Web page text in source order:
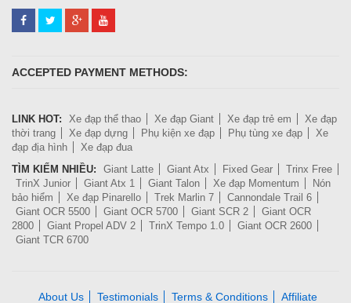
ACCEPTED PAYMENT METHODS:
LINK HOT: Xe đạp thể thao Xe đạp Giant Xe đạp trẻ em
Xe đạp
thời trang
Xe đạp dựng Phụ kiện xe đạp Phụ tùng xe đạp
Xe
đạp địa hình
Xe đạp đua
TÌM KIẾM NHIỀU:
Giant Latte Giant Atx Fixed Gear
Trinx Free
TrinX Junior
Giant Atx 1 Giant Talon Xe đạp Momentum
Nón
bảo hiểm
Xe đạp Pinarello Trek Marlin 7
Cannondale Trail 6
Giant OCR 5500
Giant OCR 5700 Giant SCR 2
Giant OCR
2800
Giant Propel ADV 2 TrinX Tempo 1.0
Giant OCR 2600
Giant TCR 6700
About Us Testimonials Terms & Conditions Affiliate